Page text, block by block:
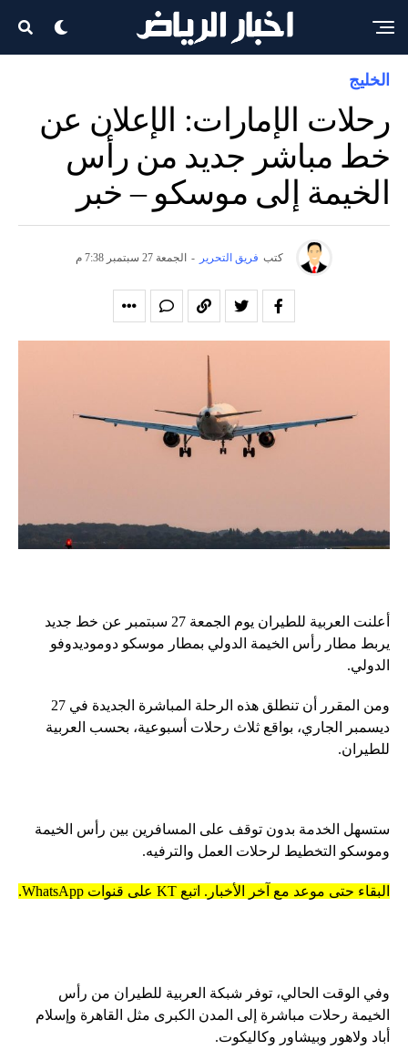
الخليج
رحلات الإمارات: الإعلان عن
خط مباشر جديد من رأس
الخيمة إلى موسكو – خبر
كتب فريق التحرير - الجمعة 27 سبتمبر 7:38 م
أعلنت العربية للطيران يوم الجمعة 27 سبتمبر عن خط جديد
يربط مطار رأس الخيمة الدولي بمطار موسكو دوموديدوفو
الدولي.
ومن المقرر أن تنطلق هذه الرحلة المباشرة الجديدة في 27
ديسمبر الجاري، بواقع ثلاث رحلات أسبوعية، بحسب العربية
للطيران.
ستسهل الخدمة بدون توقف على المسافرين بين رأس الخيمة
وموسكو التخطيط لرحلات العمل والترفيه.
البقاء حتى موعد مع آخر الأخبار. اتبع KT على قنوات WhatsApp.
وفي الوقت الحالي، توفر شبكة العربية للطيران من رأس
الخيمة رحلات مباشرة إلى المدن الكبرى مثل القاهرة وإسلام
أباد ولاهور وبيشاور وكاليكوت.